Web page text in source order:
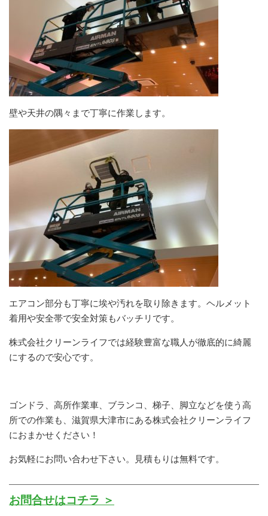
壁や天井の隅々まで丁寧に作業します。
エアコン部分も丁寧に埃や汚れを取り除きます。ヘルメット
着用や安全帯で安全対策もバッチリです。
株式会社クリーンライフでは経験豊富な職人が徹底的に綺麗
にするので安心です。
ゴンドラ、高所作業車、ブランコ、梯子、脚立などを使う高
所での作業も、滋賀県大津市にある株式会社クリーンライフ
におまかせください！
お気軽にお問い合わせ下さい。見積もりは無料です。
お問合せはコチラ ＞